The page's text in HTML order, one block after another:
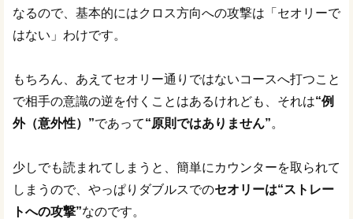
なるので、基本的にはクロス方向への攻撃は「セオリーで
はない」わけです。
もちろん、あえてセオリー通りではないコースへ打つこと
で相手の意識の逆を付くことはあるけれども、それは“例
外（意外性）”であって“原則ではありません”。
少しでも読まれてしまうと、簡単にカウンターを取られて
しまうので、やっぱりダブルスでのセオリーは“ストレー
トへの攻撃”なのです。